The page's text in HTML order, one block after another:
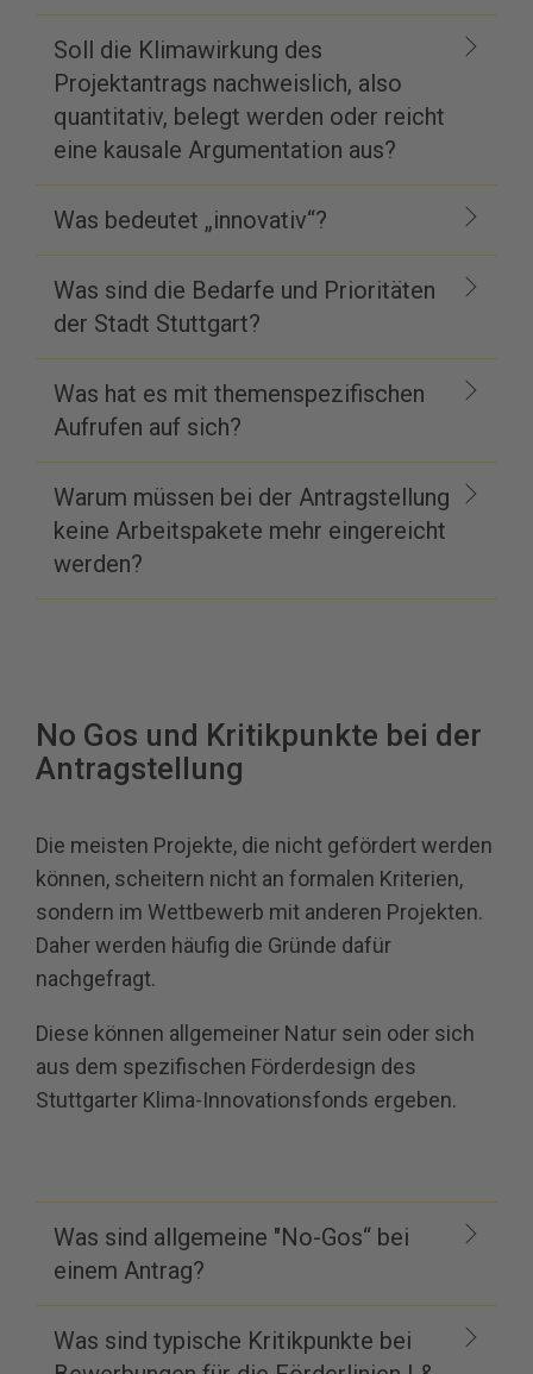
Soll die Klimawirkung des
Projektantrags nachweislich, also
quantitativ, belegt werden oder reicht
eine kausale Argumentation aus?
Was bedeutet „innovativ“?
Was sind die Bedarfe und Prioritäten
der Stadt Stuttgart?
Was hat es mit themenspezifischen
Aufrufen auf sich?
Warum müssen bei der Antragstellung
keine Arbeitspakete mehr eingereicht
werden?
No Gos und Kritikpunkte bei der
Antragstellung
Die meisten Projekte, die nicht gefördert werden
können, scheitern nicht an formalen Kriterien,
sondern im Wettbewerb mit anderen Projekten.
Daher werden häufig die Gründe dafür
nachgefragt.
Diese können allgemeiner Natur sein oder sich
aus dem spezifischen Förderdesign des
Stuttgarter Klima-Innovationsfonds ergeben.
Was sind allgemeine "No-Gos“ bei
einem Antrag?
Was sind typische Kritikpunkte bei